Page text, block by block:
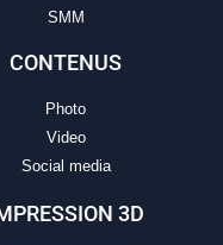
SMM
CONTENUS
Photo
Video
Social media
3D